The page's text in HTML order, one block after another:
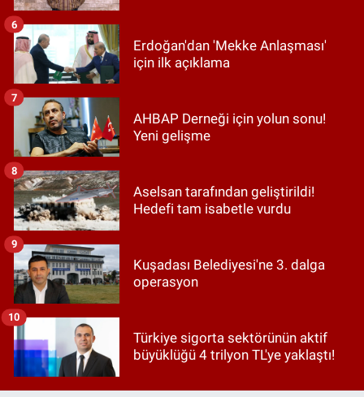
Erdoğan'dan 'Mekke Anlaşması'
için ilk açıklama
6
AHBAP Derneği için yolun sonu!
Yeni gelişme
7
Aselsan tarafından geliştirildi!
Hedefi tam isabetle vurdu
8
Kuşadası Belediyesi'ne 3. dalga
operasyon
9
Türkiye sigorta sektörünün aktif
büyüklüğü 4 trilyon TL'ye yaklaştı!
10